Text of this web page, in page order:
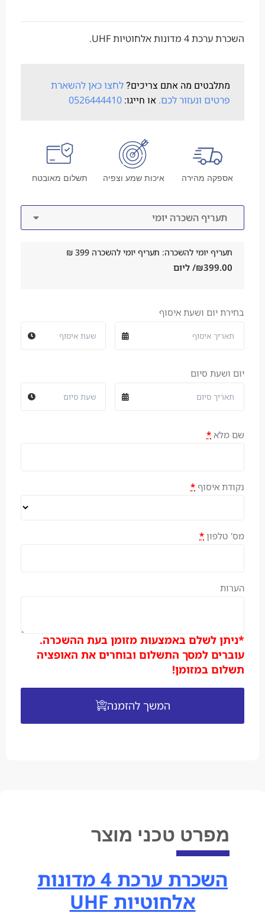
השכרת ערכת 4 מדונות אלחוטיות UHF.
מתלבטים מה אתם צריכים?לחצו כאן להשארת
פרטים ונעזור לכם. או חייגו: 0526444410
אספקה מהירה איכות שמע וצפיה תשלום מאובטח
תעריף יומי להשכרה: תעריף יומי להשכרה 399 ₪
₪399.00 / ליום
בחירת יום ושעת איסוף
יום ושעת סיום
שם מלא *
נקודת איסוף *
מס' טלפון *
הערות
*ניתן לשלם באמצעות מזומן בעת ההשכרה.
עוברים למסך התשלום ובוחרים את האופציה
תשלום במזומן!
המשך להזמנה
מפרט טכני מוצר
השכרת ערכת 4 מדונות
אלחוטיות UHF